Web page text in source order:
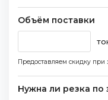
Объём поставки
Предоставляем скидку при
Нужна ли резка по